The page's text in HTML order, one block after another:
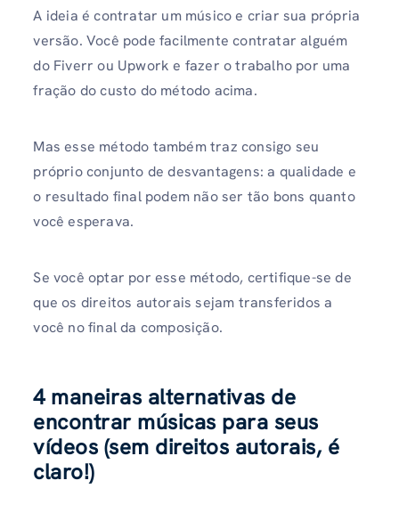
A ideia é contratar um músico e criar sua própria
versão. Você pode facilmente contratar alguém
do Fiverr ou Upwork e fazer o trabalho por uma
fração do custo do método acima.
Mas esse método também traz consigo seu
próprio conjunto de desvantagens: a qualidade e
o resultado final podem não ser tão bons quanto
você esperava.
Se você optar por esse método, certifique-se de
que os direitos autorais sejam transferidos a
você no final da composição.
4 maneiras alternativas de
encontrar músicas para seus
vídeos (sem direitos autorais, é
claro!)